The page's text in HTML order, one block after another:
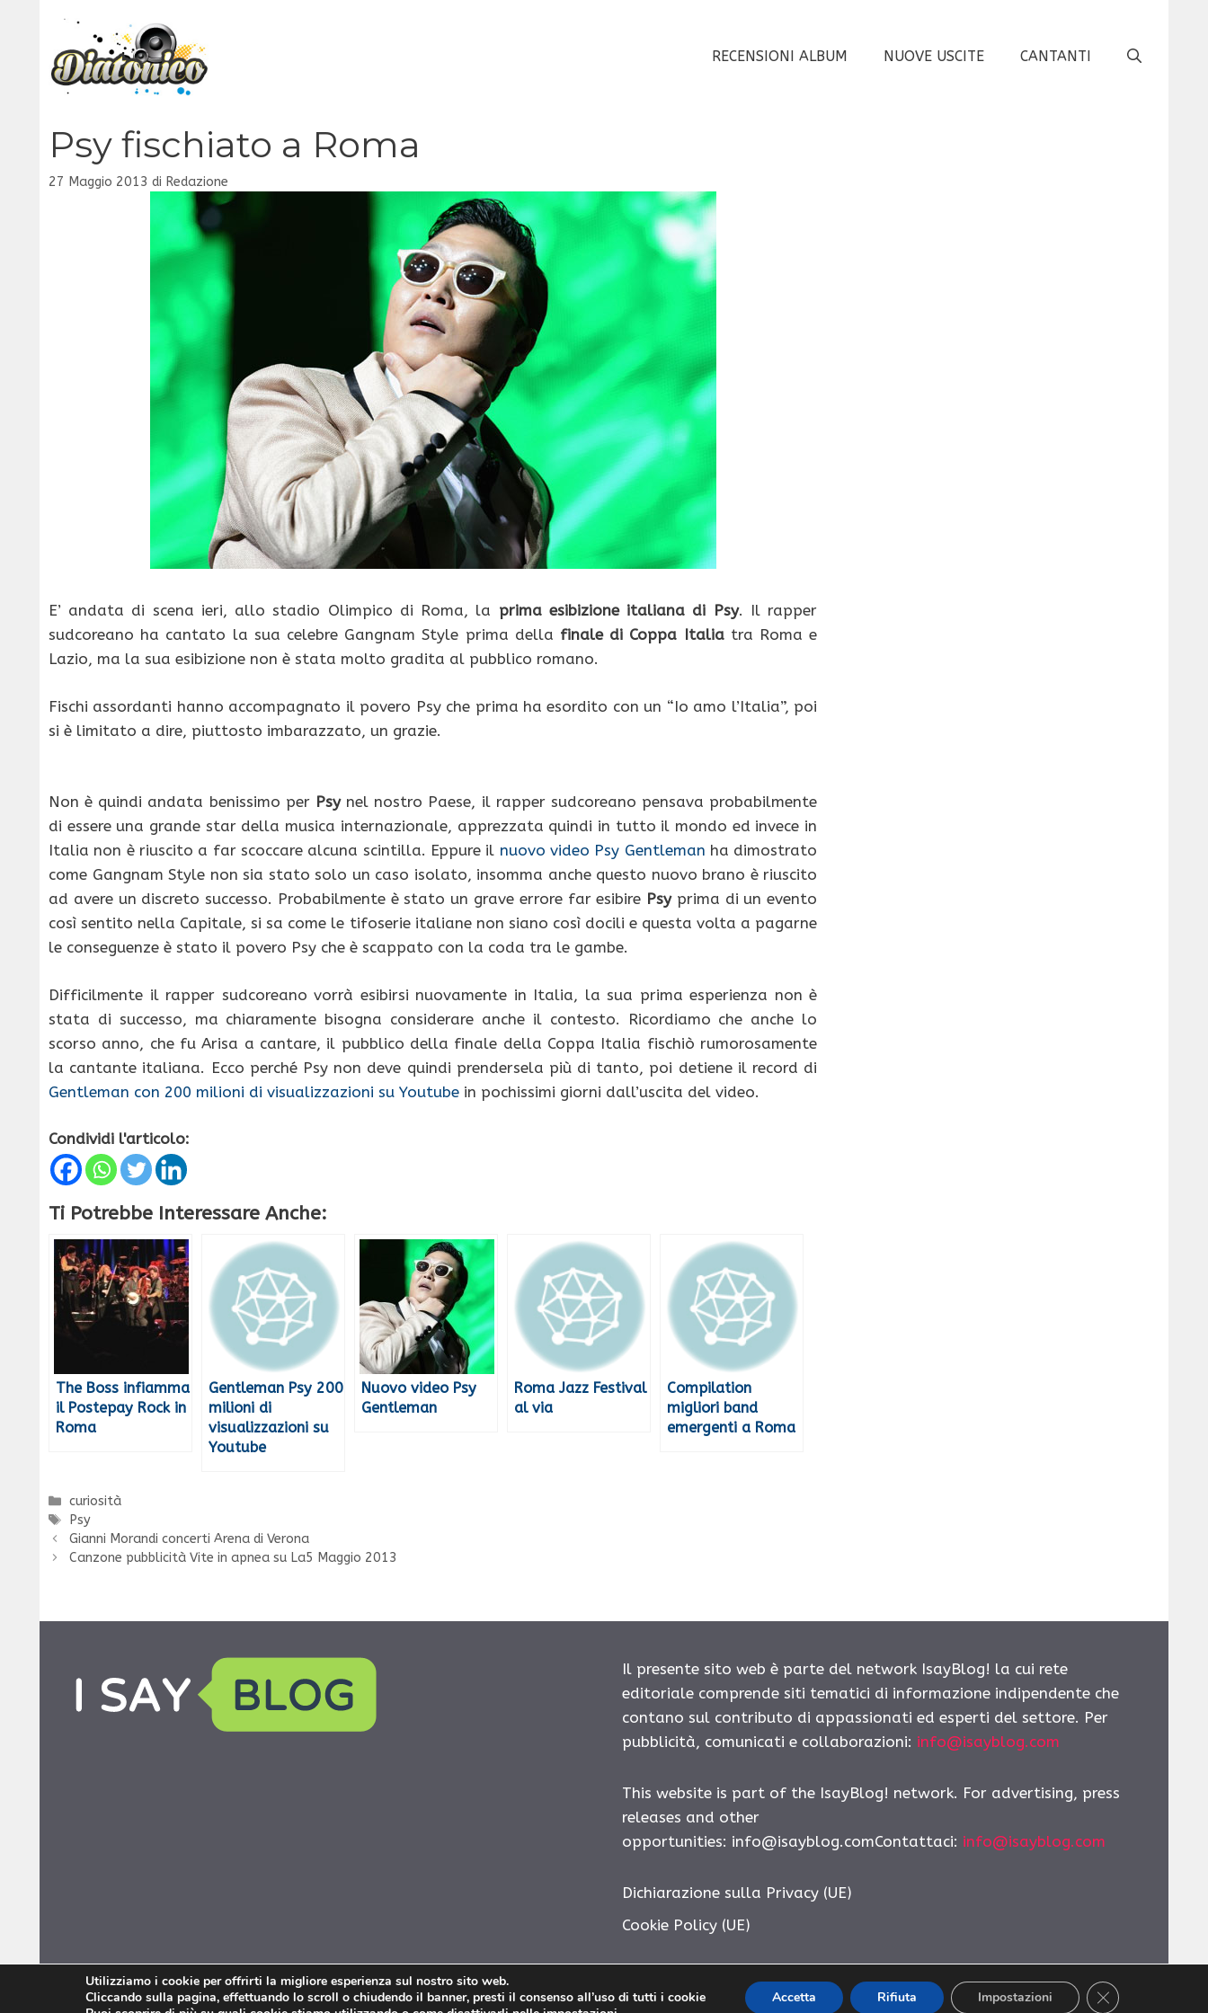
contenuto
RECENSIONI ALBUM NUOVE USCITE CANTANTI
Psy fischiato a Roma
27 Maggio 2013 di Redazione
E’ andata di scena ieri, allo stadio Olimpico di Roma, la prima esibizione italiana di Psy. Il rapper
sudcoreano ha cantato la sua celebre Gangnam Style prima della finale di Coppa Italiatra Roma e
Lazio, ma la sua esibizione non è stata molto gradita al pubblico romano.
Fischi assordanti hanno accompagnato il povero Psy che prima ha esordito con un “Io amo l’Italia”, poi
si è limitato a dire, piuttosto imbarazzato, un grazie.
Non è quindi andata benissimo per Psy nel nostro Paese, il rapper sudcoreano pensava probabilmente
di essere una grande star della musica internazionale, apprezzata quindi in tutto il mondo ed invece in
Italia non è riuscito a far scoccare alcuna scintilla. Eppure il nuovo video Psy Gentleman ha dimostrato
come Gangnam Style non sia stato solo un caso isolato, insomma anche questo nuovo brano è riuscito
ad avere un discreto successo. Probabilmente è stato un grave errore far esibire Psyprima di un evento
così sentito nella Capitale, si sa come le tifoserie italiane non siano così docili e questa volta a pagarne
le conseguenze è stato il povero Psy che è scappato con la coda tra le gambe.
Difficilmente il rapper sudcoreano vorrà esibirsi nuovamente in Italia, la sua prima esperienza non è
stata di successo, ma chiaramente bisogna considerare anche il contesto. Ricordiamo che anche lo
scorso anno, che fu Arisa a cantare, il pubblico della finale della Coppa Italia fischiò rumorosamente
la cantante italiana. Ecco perché Psy non deve quindi prendersela più di tanto, poi detiene il record di
Gentleman con 200 milioni di visualizzazioni su Youtube in pochissimi giorni dall’uscita del video.
Condividi l'articolo:
Ti Potrebbe Interessare Anche:
The Boss infiamma
il Postepay Rock in
Roma
Gentleman Psy 200
milioni di
visualizzazioni su
Youtube
Nuovo video Psy
Gentleman
Roma Jazz Festival
al via
Compilation
migliori band
emergenti a Roma
Categorie
curiosità
Tag
Psy
Gianni Morandi concerti Arena di Verona
Canzone pubblicità Vite in apnea su La5 Maggio 2013
Il presente sito web è parte del network IsayBlog! la cui rete
editoriale comprende siti tematici di informazione indipendente che
contano sul contributo di appassionati ed esperti del settore. Per
pubblicità, comunicati e collaborazioni: info@isayblog.com
This website is part of the IsayBlog! network. For advertising, press
releases and other
opportunities: info@isayblog.comContattaci: info@isayblog.com
Dichiarazione sulla Privacy (UE)
Cookie Policy (UE)
Diatonico.com © 2026. All right reserverd.
Utilizziamo i cookie per offrirti la migliore esperienza sul nostro sito web.
Cliccando sulla pagina, effettuando lo scroll o chiudendo il banner, presti il consenso all’uso di tutti i cookie
Accetta Rifiuta Impostazioni CLOSE GDPR